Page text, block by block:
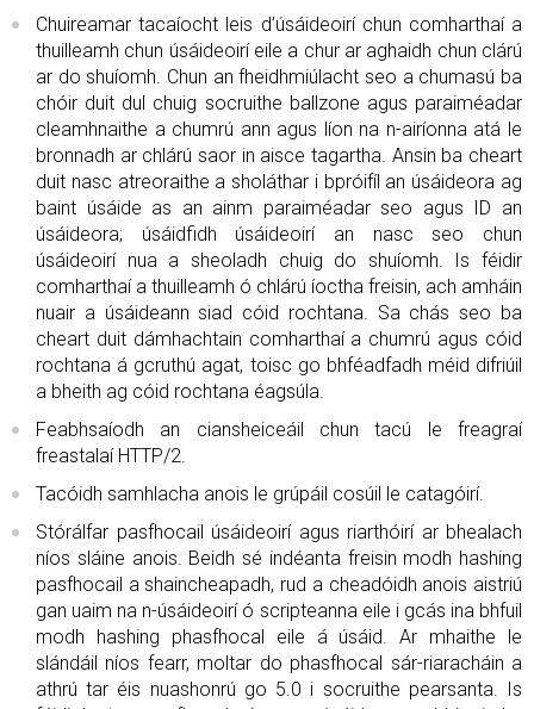
Chuireamar tacaíocht leis d’úsáideoirí chun comharthaí a
thuilleamh chun úsáideoirí eile a chur ar aghaidh chun clárú
ar do shuíomh. Chun an fheidhmiúlacht seo a chumasú ba
chóir duit dul chuig socruithe ballzone agus paraiméadar
cleamhnaithe a chumrú ann agus líon na n-airíonna atá le
bronnadh ar chlárú saor in aisce tagartha. Ansin ba cheart
duit nasc atreoraithe a sholáthar i bpróifíl an úsáideora ag
baint úsáide as an ainm paraiméadar seo agus ID an
úsáideora; úsáidfidh úsáideoirí an nasc seo chun
úsáideoirí nua a sheoladh chuig do shuíomh. Is féidir
comharthaí a thuilleamh ó chlárú íoctha freisin, ach amháin
nuair a úsáideann siad cóid rochtana. Sa chás seo ba
cheart duit dámhachtain comharthaí a chumrú agus cóid
rochtana á gcruthú agat, toisc go bhféadfadh méid difriúil
a bheith ag cóid rochtana éagsúla.
Feabhsaíodh an ciansheiceáil chun tacú le freagraí
freastalaí HTTP/2.
Tacóidh samhlacha anois le grúpáil cosúil le catagóirí.
Stórálfar pasfhocail úsáideoirí agus riarthóirí ar bhealach
níos sláine anois. Beidh sé indéanta freisin modh hashing
pasfhocail a shaincheapadh, rud a cheadóidh anois aistriú
gan uaim na n-úsáideoirí ó scripteanna eile i gcás ina bhfuil
modh hashing phasfhocal eile á úsáid. Ar mhaithe le
slándáil níos fearr, moltar do phasfhocal sár-riaracháin a
athrú tar éis nuashonrú go 5.0 i socruithe pearsanta. Is